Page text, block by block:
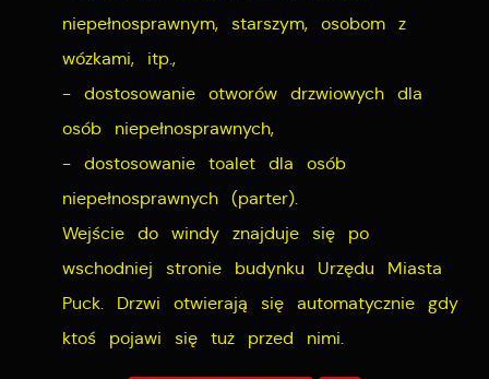
niepełnosprawnym, starszym, osobom z
wózkami, itp.,
- dostosowanie otworów drzwiowych dla
osób niepełnosprawnych,
- dostosowanie toalet dla osób
niepełnosprawnych (parter).
Wejście do windy znajduje się po
wschodniej stronie budynku Urzędu Miasta
Puck. Drzwi otwierają się automatycznie gdy
ktoś pojawi się tuż przed nimi.